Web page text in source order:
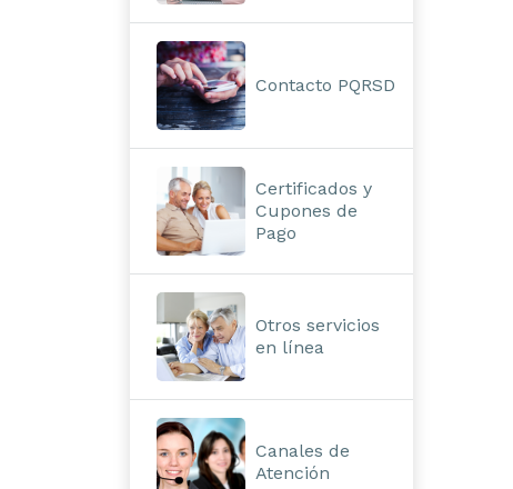
Contacto PQRSD
Certificados y
Cupones de
Pago
Otros servicios
en línea
Canales de
Atención